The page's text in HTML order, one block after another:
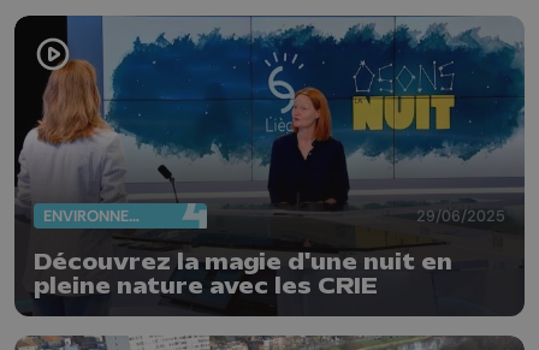
ENVIRONNEMENT 29/06/2025
Découvrez la magie d'une nuit en
pleine nature avec les CRIE